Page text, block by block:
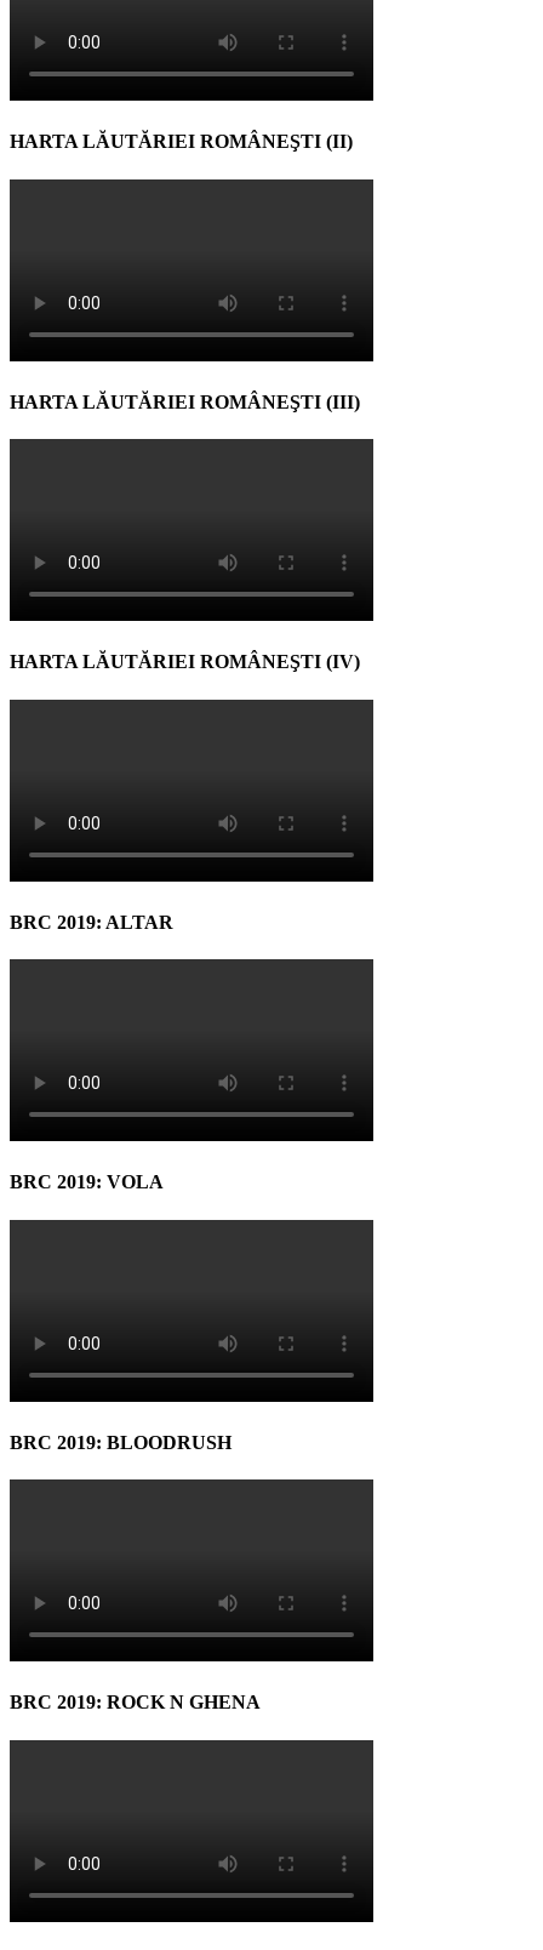
HARTA LĂUTĂRIEI ROMÂNEŞTI (II)
HARTA LĂUTĂRIEI ROMÂNEŞTI (III)
HARTA LĂUTĂRIEI ROMÂNEŞTI (IV)
BRC 2019: ALTAR
BRC 2019: VOLA
BRC 2019: BLOODRUSH
BRC 2019: ROCK N GHENA